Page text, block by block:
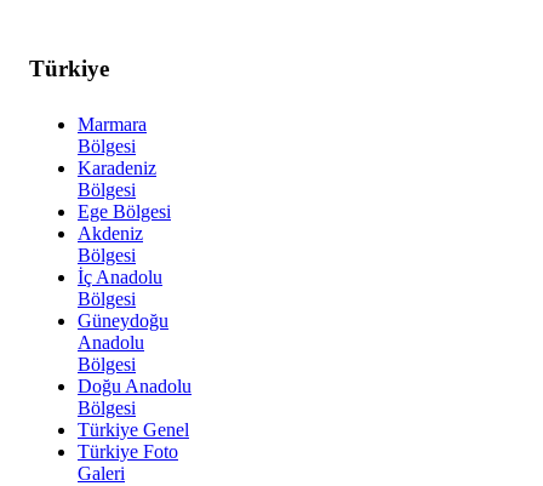
Türkiye
Marmara
Bölgesi
Karadeniz
Bölgesi
Ege Bölgesi
Akdeniz
Bölgesi
İç Anadolu
Bölgesi
Güneydoğu
Anadolu
Bölgesi
Doğu Anadolu
Bölgesi
Türkiye Genel
Türkiye Foto
Galeri